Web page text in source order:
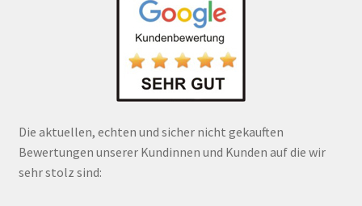
Die aktuellen, echten und sicher nicht gekauften
Bewertungen unserer Kundinnen und Kunden auf die wir
sehr stolz sind: